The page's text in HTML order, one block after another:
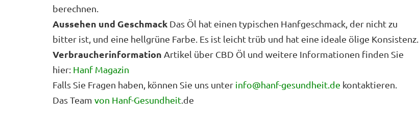
berechnen.
Aussehen und Geschmack Das Öl hat einen typischen Hanfgeschmack, der nicht zu
bitter ist, und eine hellgrüne Farbe. Es ist leicht trüb und hat eine ideale ölige Konsistenz.
Verbraucherinformation Artikel über CBD Öl und weitere Informationen finden Sie
hier: Hanf Magazin
Falls Sie Fragen haben, können Sie uns unter info@hanf-gesundheit.de kontaktieren.
Das Team von Hanf-Gesundheit.de